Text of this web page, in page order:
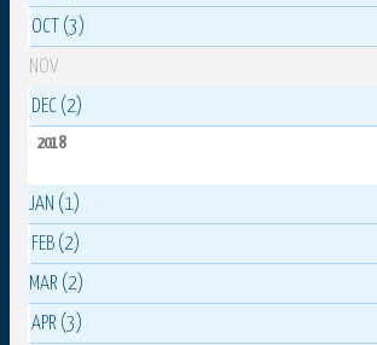
OCT (3)
NOV
DEC (2)
2018
JAN (1)
FEB (2)
MAR (2)
APR (3)